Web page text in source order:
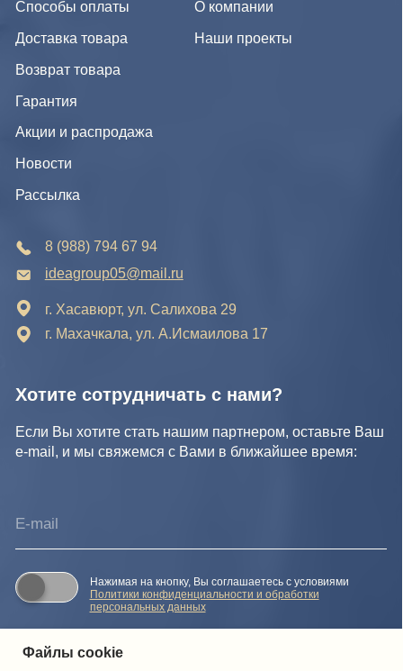
Файлы cookie
Политика конфиденциальности и обработки персональных
Согласие на обработку персональных данных
Публичная оферта
© IDEA GROUP 2026, все права защищены
Отправить заявку